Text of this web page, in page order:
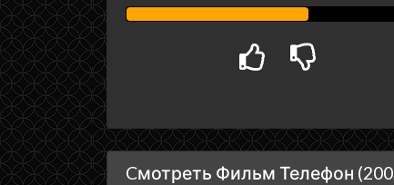
Cмотреть Фильм Телефон